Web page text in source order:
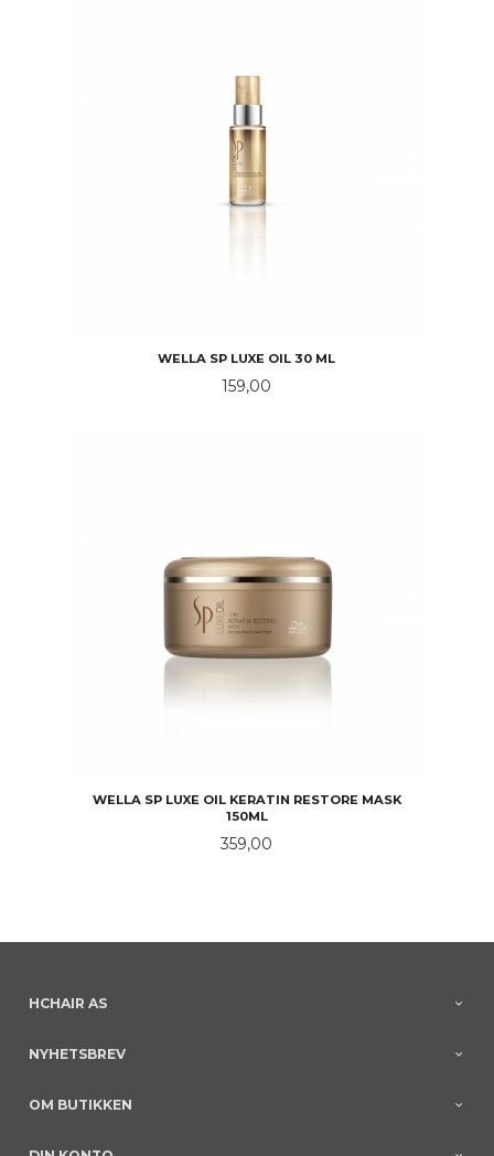
WELLA SP LUXE OIL 30 ML
Pris
159,00
WELLA SP LUXE OIL KERATIN RESTORE MASK
150ML
Pris
359,00
HCHAIR AS
NYHETSBREV
OM BUTIKKEN